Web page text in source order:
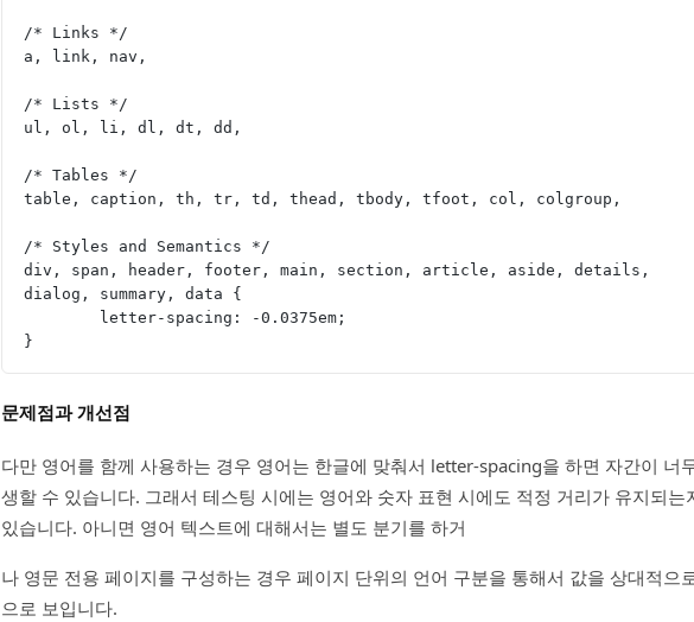
/* Links */
a, link, nav,
/* Lists */
ul, ol, li, dl, dt, dd,
/* Tables */
table, caption, th, tr, td, thead, tbody, tfoot, col, colgroup,
/* Styles and Semantics */
div, span, header, footer, main, section, article, aside, details,
dialog, summary, data {
	letter-spacing: -0.0375em;
}
문제점과 개선점
다만 영어를 함께 사용하는 경우 영어는 한글에 맞춰서 letter-spacing을 하면 자간이 너
생할 수 있습니다. 그래서 테스팅 시에는 영어와 숫자 표현 시에도 적정 거리가 유지되는
있습니다. 아니면 영어 텍스트에 대해서는 별도 분기를 하거
나 영문 전용 페이지를 구성하는 경우 페이지 단위의 언어 구분을 통해서 값을 상대적으
으로 보입니다.